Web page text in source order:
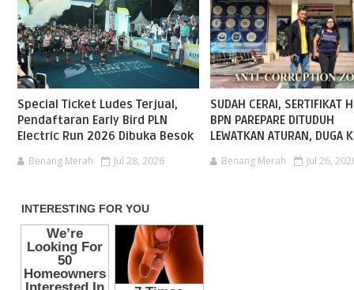
Special Ticket Ludes Terjual,
Pendaftaran Early Bird PLN
Electric Run 2026 Dibuka Besok
Benang Merah Jul 28, 2026
SUDAH CERAI, SERTIFIKAT
BPN PAREPARE DITUDUH
LEWATKAN ATURAN, DUGA
Benang Merah Jul 26,